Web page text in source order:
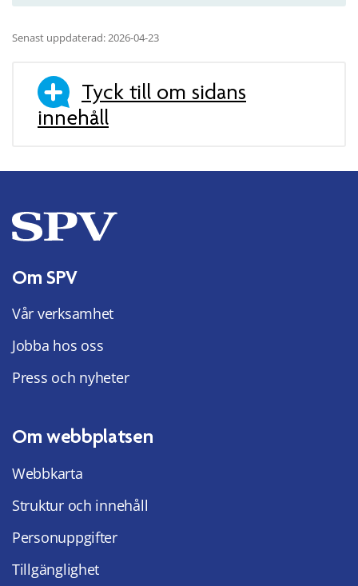
Senast uppdaterad: 2026-04-23
Tyck till om sidans
innehåll
Om SPV
Vår verksamhet
Jobba hos oss
Press och nyheter
Om webbplatsen
Webbkarta
Struktur och innehåll
Personuppgifter
Tillgänglighet